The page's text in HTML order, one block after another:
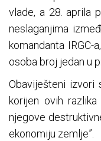
vlade, a 28. aprila
neslaganjima
komandanta
osoba broj jedan u
Obaviješteni izvori
korijen ovih
njegove
ekonomiju zemlje”.